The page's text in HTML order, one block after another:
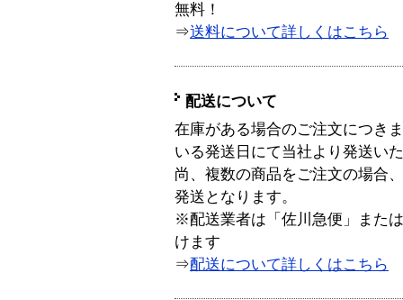
無料！
⇒送料について詳しくはこちら
配送について
在庫がある場合のご注文につき
いる発送日にて当社より発送い
尚、複数の商品をご注文の場合
発送となります。
※配送業者は「佐川急便」また
けます
⇒配送について詳しくはこちら